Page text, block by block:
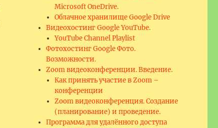
Microsoft OneDrive.
Облачное хранилище Google Drive
Видеохостинг Google YouTube.
YouTube Channel Playlist
Фотохостинг Google Фото.
Возможности.
Zoom видеоконференции. Введение.
Как принять участие в Zoom –
конференции
Zoom видеоконференция. Создание
(планирование) и проведение.
Программа для удалённого доступа